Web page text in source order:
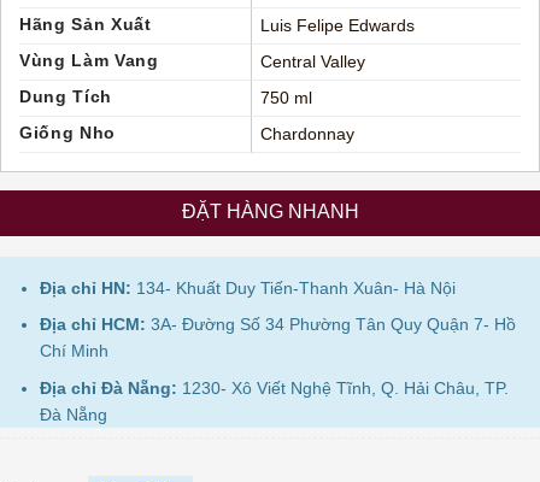
Hãng Sản Xuất
Luis Felipe Edwards
Vùng Làm Vang
Central Valley
Dung Tích
750 ml
Giống Nho
Chardonnay
ĐẶT HÀNG NHANH
Địa chỉ HN: 134- Khuất Duy Tiến-Thanh Xuân- Hà Nội
Địa chỉ HCM: 3A- Đường Số 34 Phường Tân Quy Quận 7- Hồ
Chí Minh
Địa chỉ Đà Nẵng: 1230- Xô Viết Nghệ Tĩnh, Q. Hải Châu, TP.
Đà Nẵng